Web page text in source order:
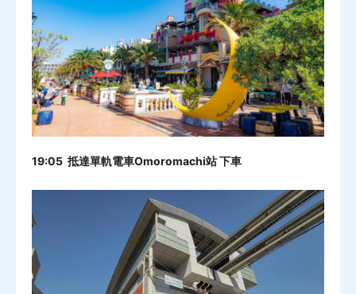
19:05 抵達單軌電車Omoromachi站 下車